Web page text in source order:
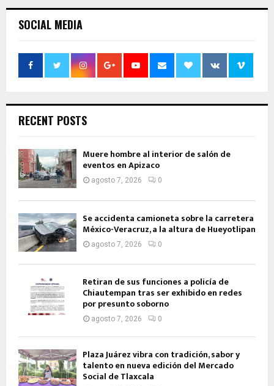
SOCIAL MEDIA
RECENT POSTS
Muere hombre al interior de salón de
eventos en Apizaco
agosto 7, 2026 0
Se accidenta camioneta sobre la carretera
México-Veracruz, a la altura de Hueyotlipan
agosto 7, 2026 0
Retiran de sus funciones a policía de
Chiautempan tras ser exhibido en redes
por presunto soborno
agosto 7, 2026 0
Plaza Juárez vibra con tradición, sabor y
talento en nueva edición del Mercado
Social de Tlaxcala